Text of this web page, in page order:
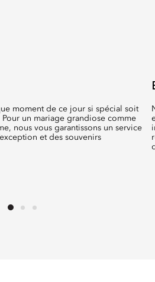
moment de ce jour si spécial soit
un mariage grandiose comme
nous vous garantissons un service
et des souvenirs